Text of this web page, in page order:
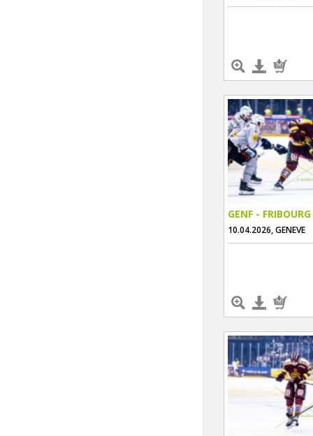
GENF - FRIBOURG
10.04.2026, GENEVE